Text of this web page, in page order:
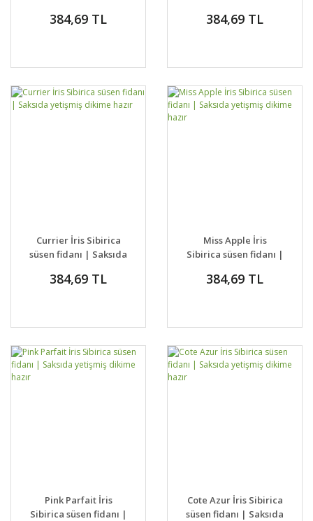
dikime hazır
384,69 TL 384,69 TL
Currier İris Sibirica
süsen fidanı | Saksıda
384,69 TL
Miss Apple İris
Sibirica süsen fidanı |
dikime hazır
384,69 TL
Pink Parfait İris
Sibirica süsen fidanı |
Cote Azur İris Sibirica
süsen fidanı | Saksıda